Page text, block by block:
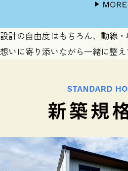
設計の⾃由度はもちろん、動線・
想いに寄り添いながら⼀緒に整え